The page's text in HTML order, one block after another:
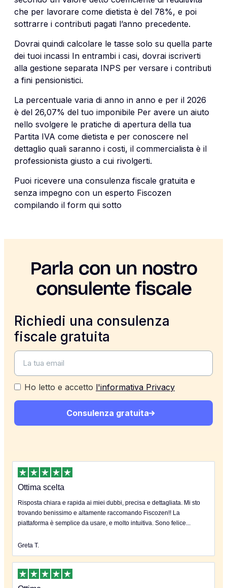
che per lavorare come dietista è del 78%, e poi
sottrarre i contributi pagati l’anno precedente.
Dovrai quindi calcolare le tasse solo su quella parte
dei tuoi incassi In entrambi i casi, dovrai iscriverti
alla gestione separata INPS per versare i contributi
a fini pensionistici.
La percentuale varia di anno in anno e per il 2026
è del 26,07% del tuo imponibile Per avere un aiuto
nello svolgere le pratiche di apertura della tua
Partita IVA come dietista e per conoscere nel
dettaglio quali saranno i costi, il commercialista è il
professionista giusto a cui rivolgerti.
Puoi ricevere una consulenza fiscale gratuita e
senza impegno con un esperto Fiscozen
compilando il form qui sotto
Parla con un nostro
consulente fiscale
Richiedi una consulenza
fiscale gratuita
Ho letto e accetto l'informativa Privacy
Consulenza gratuita
Ottima scelta
Risposta chiara e rapida ai miei dubbi, precisa e dettagliata. Mi sto
trovando benissimo e altamente raccomando Fiscozen!! La
piattaforma è semplice da usare, e molto intuitiva. Sono felice...
Greta T.